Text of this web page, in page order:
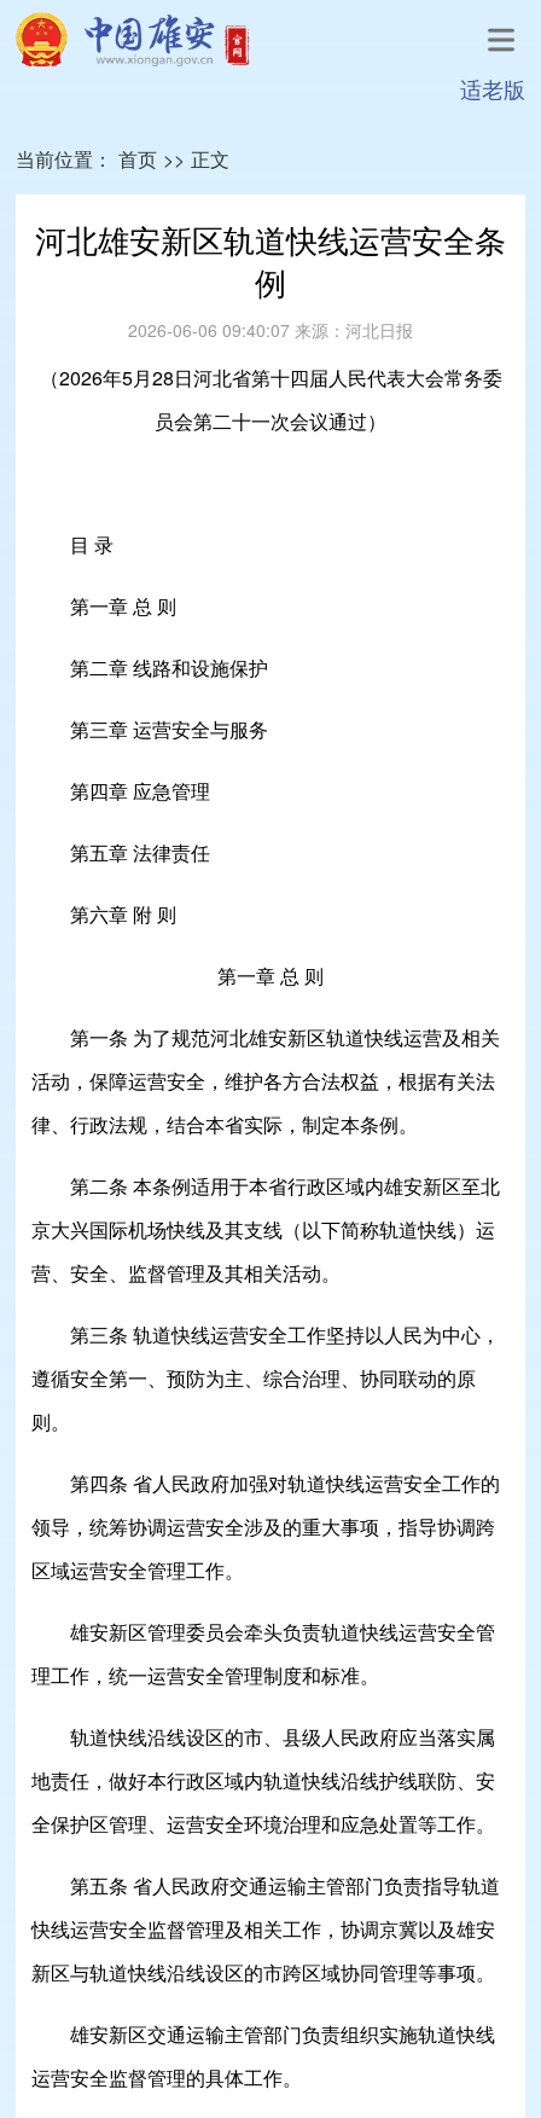
适老版
当前位置： 首页 >> 正文
河北雄安新区轨道快线运营安全条
例
2026-06-06 09:40:07 来源： 河北日报
（2026年5月28日河北省第十四届人民代表大会常务委
员会第二十一次会议通过）
目 录
第一章 总 则
第二章 线路和设施保护
第三章 运营安全与服务
第四章 应急管理
第五章 法律责任
第六章 附 则
第一章 总 则
第一条 为了规范河北雄安新区轨道快线运营及相关
活动，保障运营安全，维护各方合法权益，根据有关法
律、行政法规，结合本省实际，制定本条例。
第二条 本条例适用于本省行政区域内雄安新区至北
京大兴国际机场快线及其支线（以下简称轨道快线）运
营、安全、监督管理及其相关活动。
第三条 轨道快线运营安全工作坚持以人民为中心，
遵循安全第一、预防为主、综合治理、协同联动的原
则。
第四条 省人民政府加强对轨道快线运营安全工作的
领导，统筹协调运营安全涉及的重大事项，指导协调跨
区域运营安全管理工作。
雄安新区管理委员会牵头负责轨道快线运营安全管
理工作，统一运营安全管理制度和标准。
轨道快线沿线设区的市、县级人民政府应当落实属
地责任，做好本行政区域内轨道快线沿线护线联防、安
全保护区管理、运营安全环境治理和应急处置等工作。
第五条 省人民政府交通运输主管部门负责指导轨道
快线运营安全监督管理及相关工作，协调京冀以及雄安
新区与轨道快线沿线设区的市跨区域协同管理等事项。
雄安新区交通运输主管部门负责组织实施轨道快线
运营安全监督管理的具体工作。